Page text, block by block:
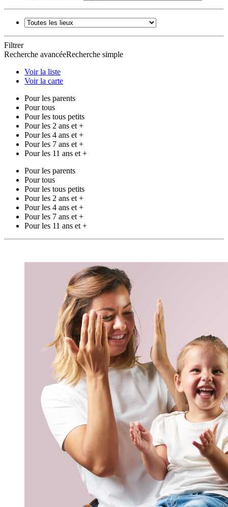
Filtrer
Recherche avancéeRecherche simple
Voir la liste
Voir la carte
Pour les parents
Pour tous
Pour les tous petits
Pour les 2 ans et +
Pour les 4 ans et +
Pour les 7 ans et +
Pour les 11 ans et +
Pour les parents
Pour tous
Pour les tous petits
Pour les 2 ans et +
Pour les 4 ans et +
Pour les 7 ans et +
Pour les 11 ans et +